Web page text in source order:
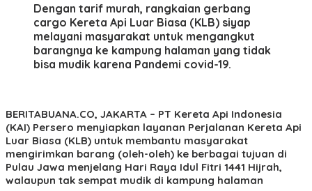
Dengan tarif murah, rangkaian gerbang
cargo Kereta Api Luar Biasa (KLB) siyap
melayani masyarakat untuk mengangkut
barangnya ke kampung halaman yang tidak
bisa mudik karena Pandemi covid-19.
BERITABUANA.CO, JAKARTA – PT Kereta Api Indonesia
(KAI) Persero menyiapkan layanan Perjalanan Kereta Api
Luar Biasa (KLB) untuk membantu masyarakat
mengirimkan barang (oleh-oleh) ke berbagai tujuan di
Pulau Jawa menjelang Hari Raya Idul Fitri 1441 Hijrah,
walaupun tak sempat mudik di kampung halaman